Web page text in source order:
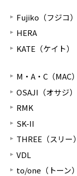
Fujiko（フジコ）
HERA
KATE（ケイト）
M・A・C（MAC）
OSAJI（オサジ）
RMK
SK-II
THREE（スリー）
VDL
to/one（トーン）